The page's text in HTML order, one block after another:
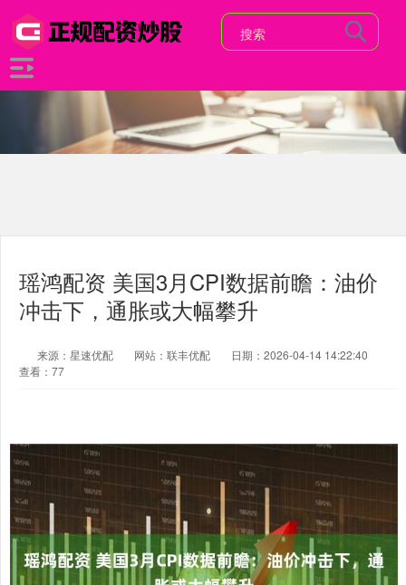
瑶鸿配资 美国3月CPI数据前瞻：油价
冲击下，通胀或大幅攀升
来源：星速优配 网站：联丰优配
日期：2026-04-14 14:22:40
查看：77